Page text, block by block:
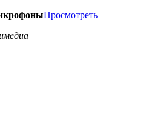
Просмотреть